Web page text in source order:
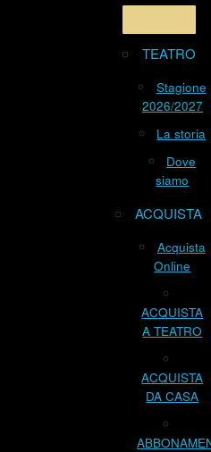
TEATRO
Stagione
2026/2027
La storia
Dove
siamo
ACQUISTA
Acquista
Online
ACQUISTA
A TEATRO
ACQUISTA
DA CASA